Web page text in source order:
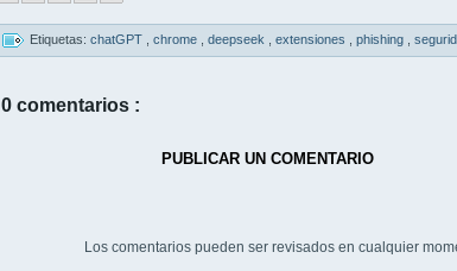
Etiquetas: chatGPT chrome deepseek extensiones phishing
0 comentarios :
PUBLICAR UN COMENTARIO
Los comentarios pueden ser revisados en cualquier